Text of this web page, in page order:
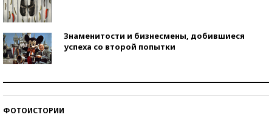
Знаменитости и бизнесмены, добившиеся
успеха со второй попытки
ФОТОИСТОРИИ